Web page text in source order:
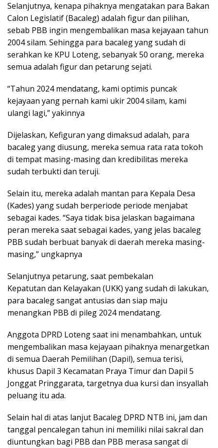
Selanjutnya, kenapa pihaknya mengatakan para Bakan
Calon Legislatif (Bacaleg) adalah figur dan pilihan,
sebab PBB ingin mengembalikan masa kejayaan tahun
2004 silam. Sehingga para bacaleg yang sudah di
serahkan ke KPU Loteng, sebanyak 50 orang, mereka
semua adalah figur dan petarung sejati.
“Tahun 2024 mendatang, kami optimis puncak
kejayaan yang pernah kami ukir 2004 silam, kami
ulangi lagi,” yakinnya
Dijelaskan, Kefiguran yang dimaksud adalah, para
bacaleg yang diusung, mereka semua rata rata tokoh
di tempat masing-masing dan kredibilitas mereka
sudah terbukti dan teruji.
Selain itu, mereka adalah mantan para Kepala Desa
(Kades) yang sudah berperiode periode menjabat
sebagai kades. “Saya tidak bisa jelaskan bagaimana
peran mereka saat sebagai kades, yang jelas bacaleg
PBB sudah berbuat banyak di daerah mereka masing-
masing,” ungkapnya
Selanjutnya petarung, saat pembekalan
Kepatutan dan Kelayakan (UKK) yang sudah di lakukan,
para bacaleg sangat antusias dan siap maju
menangkan PBB di pileg 2024 mendatang.
Anggota DPRD Loteng saat ini menambahkan, untuk
mengembalikan masa kejayaan pihaknya menargetkan
di semua Daerah Pemilihan (Dapil), semua terisi,
khusus Dapil 3 Kecamatan Praya Timur dan Dapil 5
Jonggat Pringgarata, targetnya dua kursi dan insyallah
peluang itu ada.
Selain hal di atas lanjut Bacaleg DPRD NTB ini, jam dan
tanggal pencalegan tahun ini memiliki nilai sakral dan
diuntungkan bagi PBB dan PBB merasa sangat di